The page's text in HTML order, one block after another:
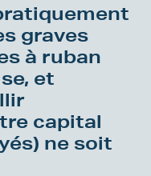
graves
à ruban
et
capital
ne soit